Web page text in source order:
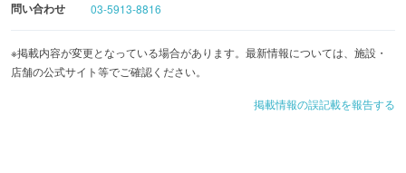
問い合わせ 03-5913-8816
※掲載内容が変更となっている場合があります。最新情報については、施設・
店舗の公式サイト等でご確認ください。
掲載情報の誤記載を報告する